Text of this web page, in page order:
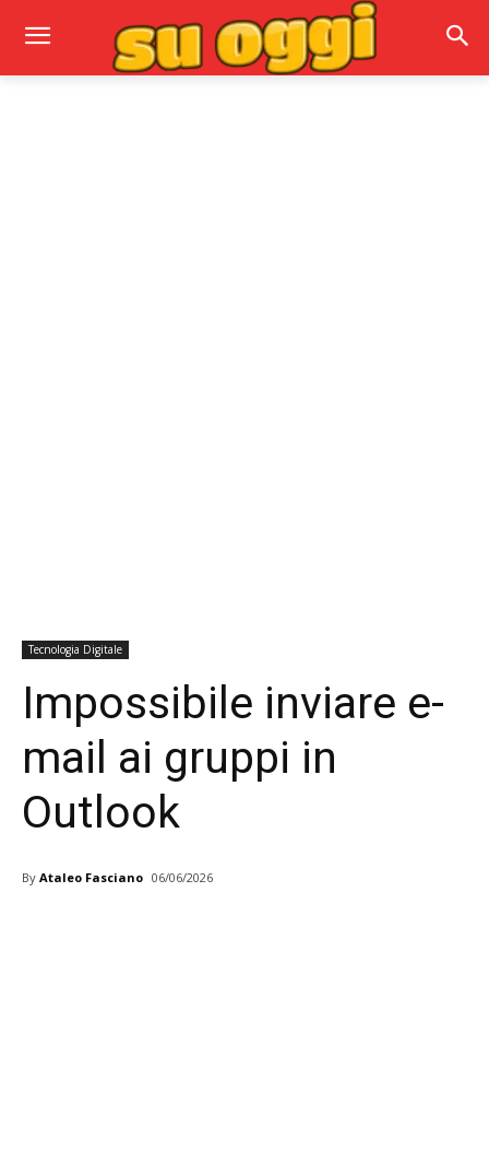
Tecnologia Digitale
Impossibile inviare e-
mail ai gruppi in
Outlook
By Ataleo Fasciano 06/06/2026